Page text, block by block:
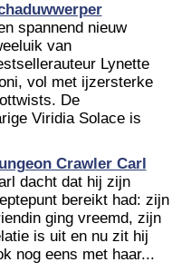
spannend nieuw
van
Lynette
vol met ijzersterke
De
Viridia Solace is
Crawler Carl
dacht dat hij zijn
bereikt had: zijn
ging vreemd, zijn
is uit en nu zit hij
nog eens met haar...